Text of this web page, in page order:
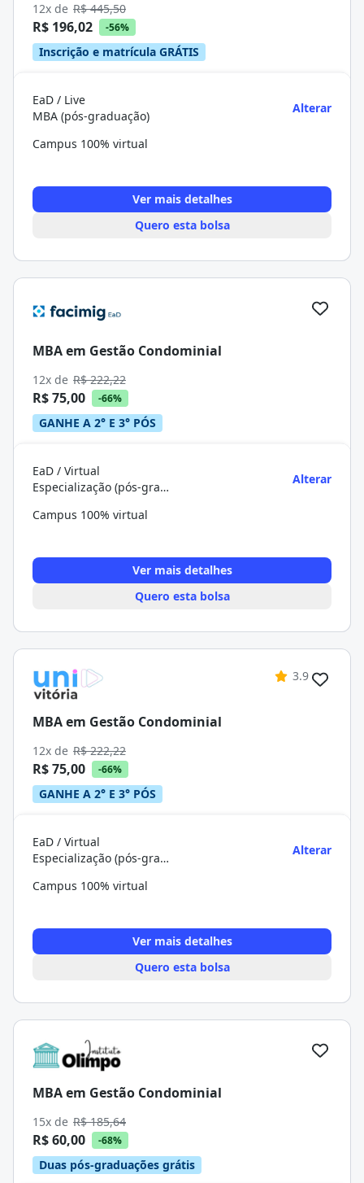
12x de R$ 445,50
R$ 196,02 -56%
Inscrição e matrícula GRÁTIS
EaD / Live
MBA (pós-graduação)
Alterar
Campus 100% virtual
Ver mais detalhes
Quero esta bolsa
MBA em Gestão Condominial
12x de R$ 222,22
R$ 75,00 -66%
GANHE A 2° E 3° PÓS
EaD / Virtual
Especialização (pós-graduação)
Alterar
Campus 100% virtual
Ver mais detalhes
Quero esta bolsa
3.9
MBA em Gestão Condominial
12x de R$ 222,22
R$ 75,00 -66%
GANHE A 2° E 3° PÓS
EaD / Virtual
Especialização (pós-graduação)
Alterar
Campus 100% virtual
Ver mais detalhes
Quero esta bolsa
MBA em Gestão Condominial
15x de R$ 185,64
R$ 60,00 -68%
Duas pós-graduações grátis